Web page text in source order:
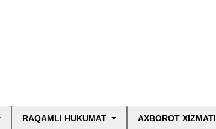
RAQAMLI HUKUMAT AXBOROT XIZMATI